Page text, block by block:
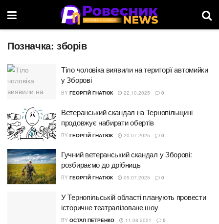
Позначка: зборів
Тіло чоловіка виявили на території автомийки
у Зборові
BY ГЕОРГІЙ ГНАТЮК 22.10.2025 0
Ветеранський скандал на Тернопільщині
продовжує набирати обертів
BY ГЕОРГІЙ ГНАТЮК 20.07.2025 0
Гучний ветеранський скандал у Зборові:
розбираємо до дрібниць
BY ГЕОРГІЙ ГНАТЮК 05.07.2025 0
У Тернопільській області планують провести
історичне театралізоване шоу
BY ОСТАП ПЕТРЕНКО 11.08.2021 0